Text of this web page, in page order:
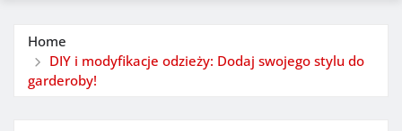
Home
DIY i modyfikacje odzieży: Dodaj swojego stylu do
garderoby!